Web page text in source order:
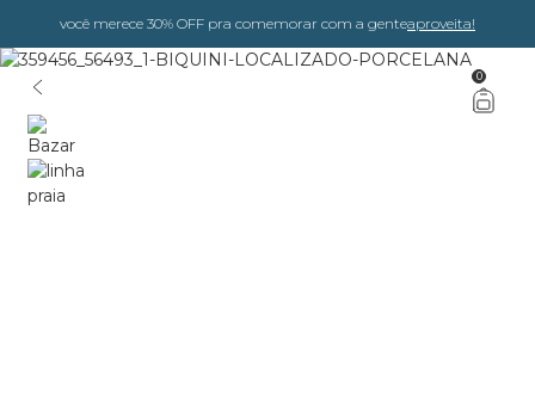
você merece 30% OFF pra comemorar com a genteaproveita!
0